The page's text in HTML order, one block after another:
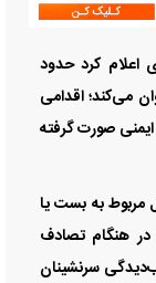
اعلام کرد حدود
می‌کند؛ اقدامی
صورت گرفته
مربوط به بست یا
هنگام تصادف
سرنشینان